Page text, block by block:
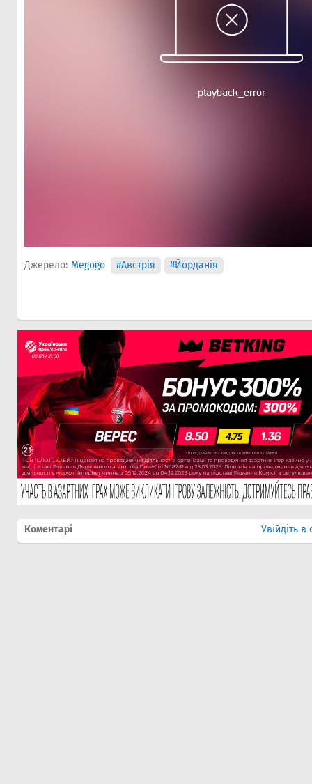
Джерело: Megogo #Австрія #Йорданія
Коментарі Увійдіть в